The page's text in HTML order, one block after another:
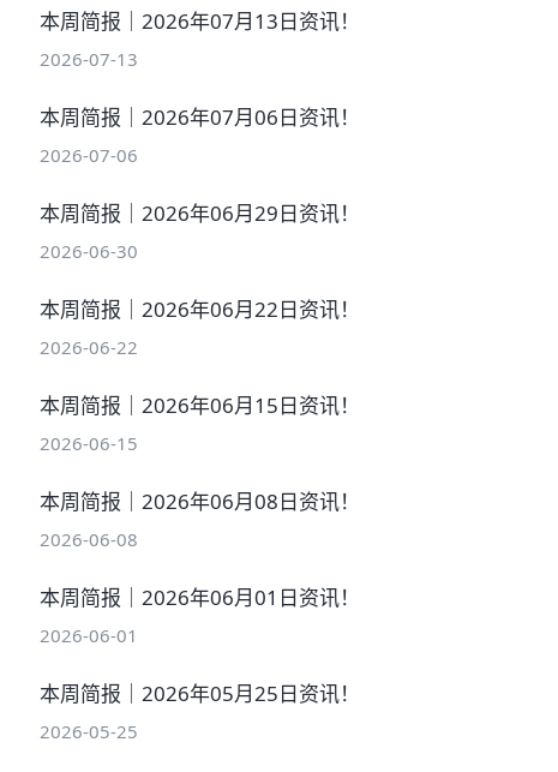
本周简报｜2026年07月13日资讯！
2026-07-13
本周简报｜2026年07月06日资讯！
2026-07-06
本周简报｜2026年06月29日资讯！
2026-06-30
本周简报｜2026年06月22日资讯！
2026-06-22
本周简报｜2026年06月15日资讯！
2026-06-15
本周简报｜2026年06月08日资讯！
2026-06-08
本周简报｜2026年06月01日资讯！
2026-06-01
本周简报｜2026年05月25日资讯！
2026-05-25